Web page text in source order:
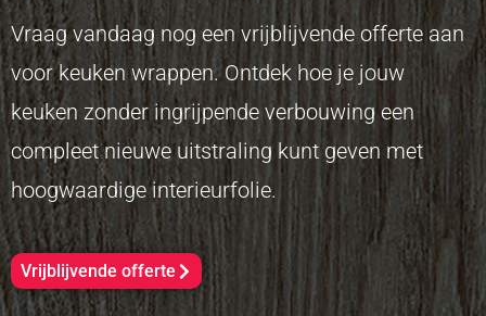
Vraag vandaag nog een vrijblijvende offerte aan
voor keuken wrappen. Ontdek hoe je jouw
keuken zonder ingrijpende verbouwing een
compleet nieuwe uitstraling kunt geven met
hoogwaardige interieurfolie.
Vrijblijvende offerte